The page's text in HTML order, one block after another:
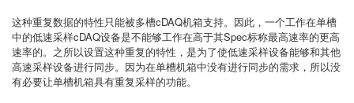
这种重复数据的特性只能被多槽cDAQ机箱支持。因此，一个工作在单槽
中的低速采样cDAQ设备是不能够工作在高于其Spec标称最高速率的更高
速率的。之所以设置这种重复的特性，是为了使低速采样设备能够和其他
高速采样设备进行同步。因为在单槽机箱中没有进行同步的需求，所以没
有必要让单槽机箱具有重复采样的功能。